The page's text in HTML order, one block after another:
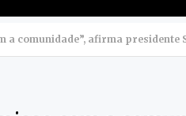
a comunidade”, afirma presidente